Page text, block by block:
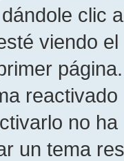
clic
viendo
no
un tema